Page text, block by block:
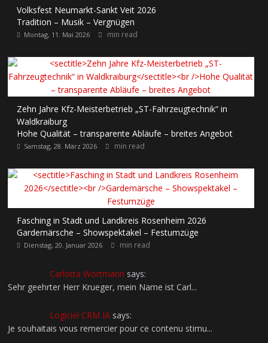
Volksfest Neumarkt-Sankt Veit 2026
Tradition – Musik – Vergnügen
Montag, 11. Mai 2026 min read
Zehn Jahre Kfz-Meisterbetrieb „ST-Fahrzeugtechnik“ in
Waldkraiburg
Hohe Qualität – transparente Abläufe – breites Angebot
Samstag, 28. März 2026 min read
Fasching in Stadt und Landkreis Rosenheim 2026
Gardemärsche – Showspektakel – Festumzüge
Dienstag, 20. Januar 2026 min read
Carlotta Wortmann says:
Sehr geehrter Herr Krueger, mein Name ist Carl...
Logiciel CRM IA says:
Je souhaitais vous remercier pour ce contenu stimu...